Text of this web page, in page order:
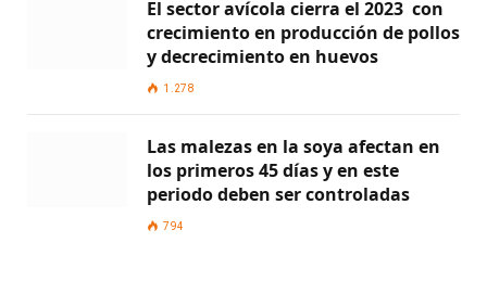
El sector avícola cierra el 2023 con
crecimiento en producción de pollos
y decrecimiento en huevos
1.278
Las malezas en la soya afectan en
los primeros 45 días y en este
periodo deben ser controladas
794